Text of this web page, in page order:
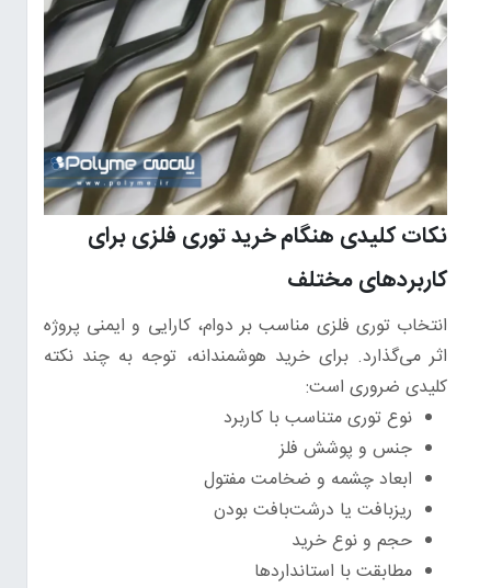
نکات کلیدی هنگام خرید توری فلزی برای
کاربردهای مختلف
انتخاب توری فلزی مناسب بر دوام، کارایی و ایمنی پروژه
اثر می‌گذارد. برای خرید هوشمندانه، توجه به چند نکته
کلیدی ضروری است:
نوع توری متناسب با کاربرد
جنس و پوشش فلز
ابعاد چشمه و ضخامت مفتول
ریز‌بافت یا درشت‌بافت بودن
حجم و نوع خرید
مطابقت با استانداردها